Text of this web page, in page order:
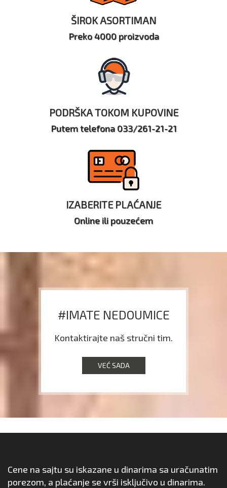
ŠIROK ASORTIMAN
Preko 4000 proizvoda
PODRŠKA TOKOM KUPOVINE
Putem telefona 033/261-21-21
IZABERITE PLAĆANJE
Online ili pouzećem
#IMATE NEDOUMICE
Kontaktirajte naš stručni tim.
VEĆ SADA
Cene na sajtu su iskazane u dinarima sa uračunatim
porezom, a plaćanje se vrši isključivo u dinarima.